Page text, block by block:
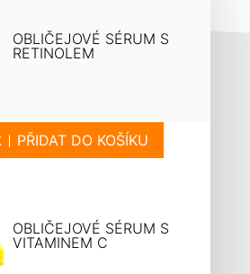
OBLIČEJOVÉ SÉRUM S
RETINOLEM
PŘIDAT DO KOŠÍKU
OBLIČEJOVÉ SÉRUM S
VITAMINEM C